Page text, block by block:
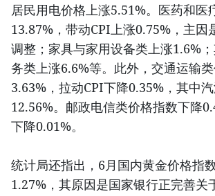
居民用电价格上涨5.51%。医药和医
13.87%，带动CPI上涨0.75%，主因
调整；家具与家用设备类上涨1.6%
务类上涨6.6%等。此外，交通运输
3.63%，拉动CPI下降0.35%，其中
12.56%。邮政电信类价格指数下降
下降0.01%。
统计局还指出，6月国内黄金价格指
1.27%，其原因是国家银行正完善关